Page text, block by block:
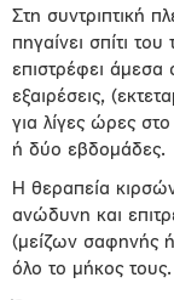
Στη συντριπτική
πηγαίνει σπίτι
επιστρέφει άμεσα
εξαιρέσεις,
για λίγες ώρες
ή δύο εβδομάδες.
Η θεραπεία
ανώδυνη και
(μείζων σαφηνής
όλο το μήκος τους.